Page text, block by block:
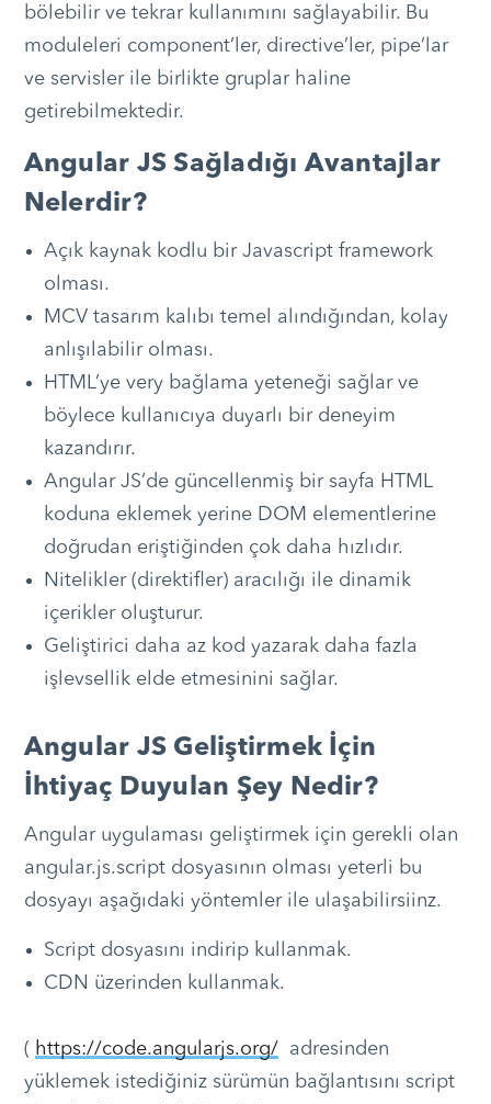
bölebilir ve tekrar kullanımını sağlayabilir. Bu
moduleleri component’ler, directive’ler, pipe’lar
ve servisler ile birlikte gruplar haline
getirebilmektedir.
Angular JS Sağladığı Avantajlar
Nelerdir?
Açık kaynak kodlu bir Javascript framework
olması.
MCV tasarım kalıbı temel alındığından, kolay
anlışılabilir olması.
HTML’ye very bağlama yeteneği sağlar ve
böylece kullanıcıya duyarlı bir deneyim
kazandırır.
Angular JS’de güncellenmiş bir sayfa HTML
koduna eklemek yerine DOM elementlerine
doğrudan eriştiğinden çok daha hızlıdır.
Nitelikler (direktifler) aracılığı ile dinamik
içerikler oluşturur.
Geliştirici daha az kod yazarak daha fazla
işlevsellik elde etmesinini sağlar.
Angular JS Geliştirmek İçin
İhtiyaç Duyulan Şey Nedir?
Angular uygulaması geliştirmek için gerekli olan
angular.js.script dosyasının olması yeterli bu
dosyayı aşağıdaki yöntemler ile ulaşabilirsiinz.
Script dosyasını indirip kullanmak.
CDN üzerinden kullanmak.
( https://code.angularjs.org/adresinden
yüklemek istediğiniz sürümün bağlantısını script